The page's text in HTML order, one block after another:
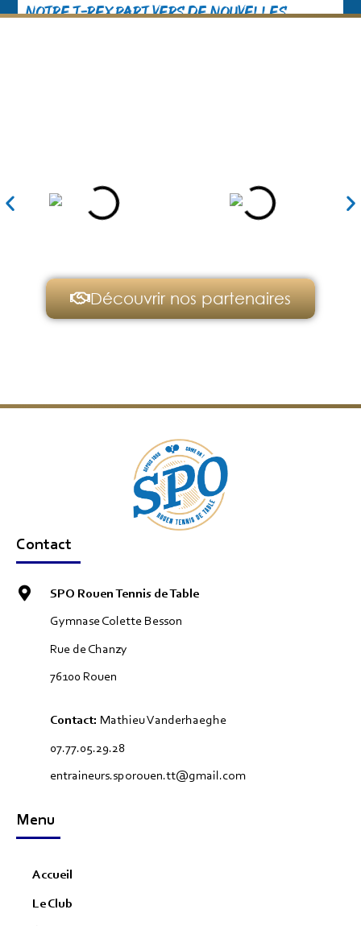
Notre T-Rex part vers de nouvelles
Découvrir nos partenaires
Contact
SPO Rouen Tennis de Table
Gymnase Colette Besson
Rue de Chanzy
76100 Rouen
Contact: Mathieu Vanderhaeghe
07.77.05.29.28
entraineurs.sporouen.tt@gmail.com
Menu
Accueil
Le Club